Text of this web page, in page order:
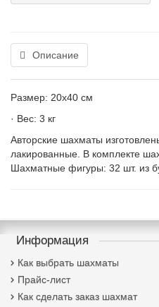
Описание
Размер: 20x40 см
· Вес: 3 кг
Авторские шахматы
лакированные. В комплекте
Шахматные фигуры: 32 шт. из
Информация
Как выбрать шахматы
Прайс-лист
Как сделать заказ шахмат